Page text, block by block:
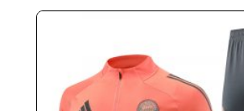
alto